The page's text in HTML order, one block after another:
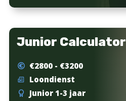
Junior Calculator
€2800 - €3200
Loondienst
Junior 1-3 jaar